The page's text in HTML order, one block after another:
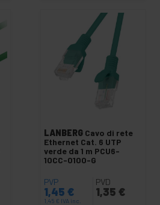
LANBERG Cavo di rete
Ethernet Cat. 6 UTP
verde da 1 m PCU6-
10CC-0100-G
PVP
1,45 €
1,45 € IVA inc.
PVD
1,35 €